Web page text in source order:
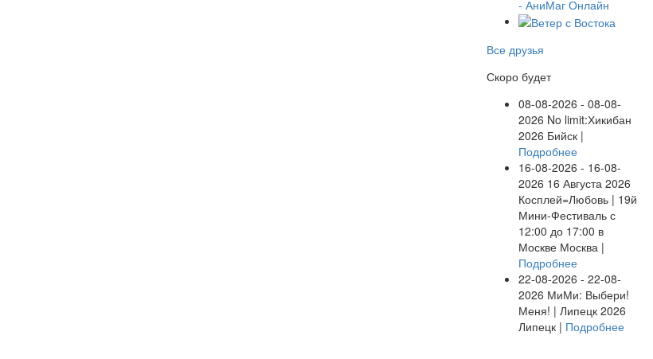
Все друзья
Скоро будет
08-08-2026 - 08-08-
2026 No limit:Хикибан
2026 Бийск |
Подробнее
16-08-2026 - 16-08-
2026 16 Августа 2026
Косплей=Любовь | 19й
Мини-Фестиваль с
12:00 до 17:00 в
Москве Москва |
Подробнее
22-08-2026 - 22-08-
2026 МиМи: Выбери!
Меня! | Липецк 2026
Липецк | Подробнее